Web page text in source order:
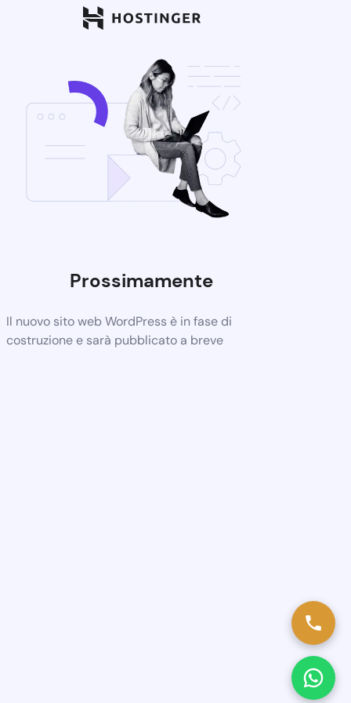
Prossimamente
Il nuovo sito web WordPress è in fase di
costruzione e sarà pubblicato a breve